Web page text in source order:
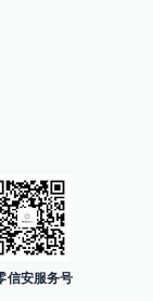
信安服务号